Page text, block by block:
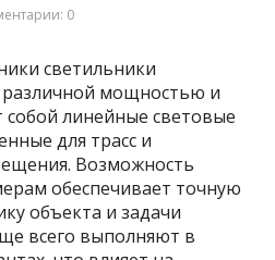
0
светильники
мощностью и
линейные световые
для трасс и
Возможность
обеспечивает точную
объекта и задачи
всего выполняют в